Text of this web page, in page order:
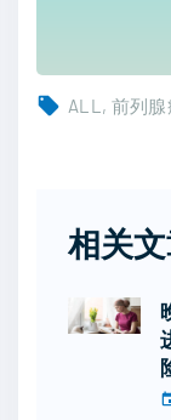
ALL 前列腺
相关